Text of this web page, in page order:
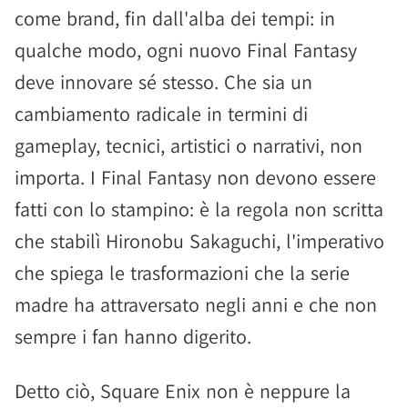
come brand, fin dall'alba dei tempi: in
qualche modo, ogni nuovo Final Fantasy
deve innovare sé stesso. Che sia un
cambiamento radicale in termini di
gameplay, tecnici, artistici o narrativi, non
importa. I Final Fantasy non devono essere
fatti con lo stampino: è la regola non scritta
che stabilì Hironobu Sakaguchi, l'imperativo
che spiega le trasformazioni che la serie
madre ha attraversato negli anni e che non
sempre i fan hanno digerito.
Detto ciò, Square Enix non è neppure la